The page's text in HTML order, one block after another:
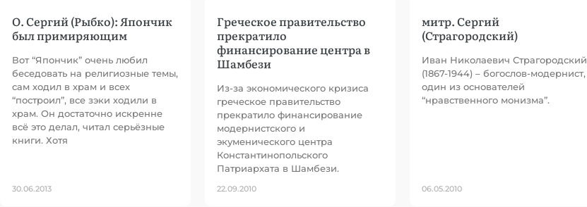
О. Сергий (Рыбко): Япончик
был примиряющим
Вот “Япончик” очень любил
беседовать на религиозные темы,
сам ходил в храм и всех
“построил”, все зэки ходили в
храм. Он достаточно искренне
всё это делал, читал серьёзные
книги. Хотя
30.06.2013
Греческое правительство
прекратило
финансирование центра в
Шамбези
Из-за экономического кризиса
греческое правительство
прекратило финансирование
модернистского и
экуменического центра
Константинопольского
Патриархата в Шамбези.
22.09.2010
митр. Сергий
(Страгородский)
Иван Николаевич Страгородский
(1867-1944) – богослов-модернист,
один из основателей
“нравственного монизма”.
06.05.2010